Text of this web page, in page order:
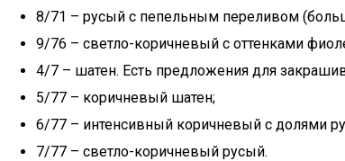
8/71 – русый с пепельным переливом
9/76 – светло-коричневый с оттенками
4/7 – шатен. Есть предложения для
5/77 – коричневый шатен;
6/77 – интенсивный коричневый с долями
7/77 – светло-коричневый русый.